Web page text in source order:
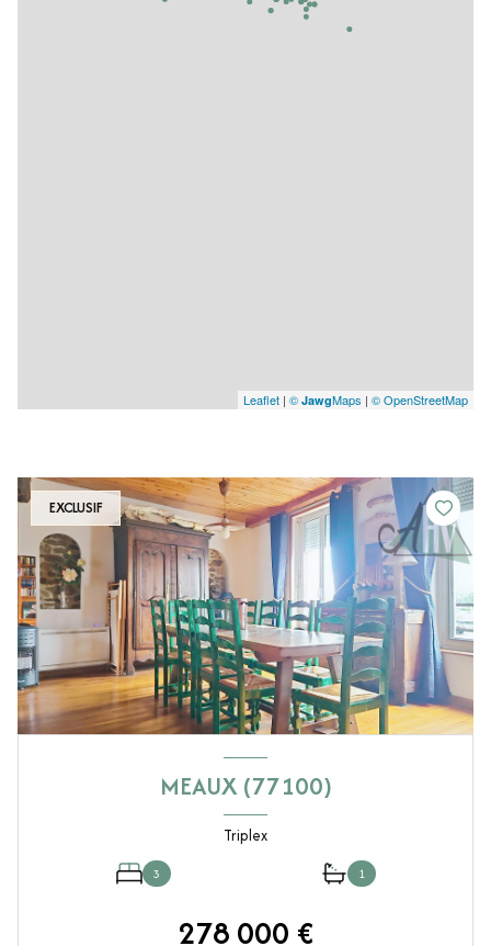
Leaflet | © JawgMaps | © OpenStreetMap
EXCLUSIF
MEAUX (77100)
Triplex
3 1
278 000 €